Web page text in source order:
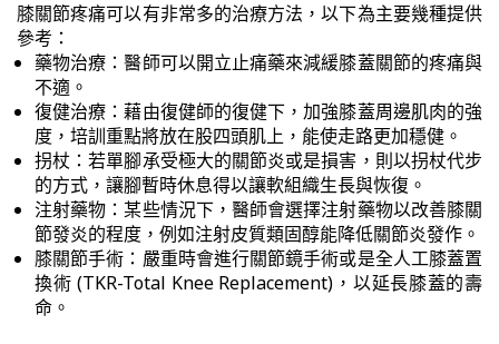
膝關節疼痛可以有非常多的治療方法，以下為主要幾種提供
參考：
藥物治療：醫師可以開立止痛藥來減緩膝蓋關節的疼痛與
不適。
復健治療：藉由復健師的復健下，加強膝蓋周邊肌肉的強
度，培訓重點將放在股四頭肌上，能使走路更加穩健。
拐杖：若單腳承受極大的關節炎或是損害，則以拐杖代步
的方式，讓腳暫時休息得以讓軟組織生長與恢復。
注射藥物：某些情況下，醫師會選擇注射藥物以改善膝關
節發炎的程度，例如注射皮質類固醇能降低關節炎發作。
膝關節手術：嚴重時會進行關節鏡手術或是全人工膝蓋置
換術 (TKR-Total Knee Replacement)，以延長膝蓋的壽
命。